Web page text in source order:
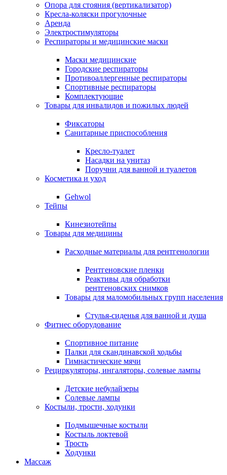
Опора для стояния (вертикализатор)
Кресла-коляски прогулочные
Аренда
Электростимуляторы
Респираторы и медицинские маски
Маски медицинские
Городские респираторы
Противоаллергенные респираторы
Спортивные респираторы
Комплектующие
Товары для инвалидов и пожилых людей
Фиксаторы
Санитарные приспособления
Кресло-туалет
Насадки на унитаз
Поручни для ванной и туалетов
Косметика и уход
Gehwol
Тейпы
Кинезиотейпы
Товары для медицины
Расходные материалы для рентгенологии
Рентгеновские пленки
Реактивы для обработки
рентгеновских снимков
Товары для маломобильных групп населения
Стулья-сиденья для ванной и душа
Фитнес оборудование
Спортивное питание
Палки для скандинавской ходьбы
Гимнастические мячи
Рециркуляторы, ингаляторы, солевые лампы
Детские небулайзеры
Солевые лампы
Костыли, трости, ходунки
Подмышечные костыли
Костыль локтевой
Трость
Ходунки
Массаж